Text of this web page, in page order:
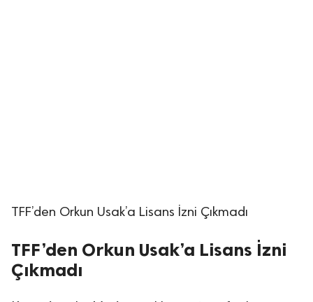
TFF’den Orkun Usak’a Lisans İzni Çıkmadı
TFF’den Orkun Usak’a Lisans İzni
Çıkmadı